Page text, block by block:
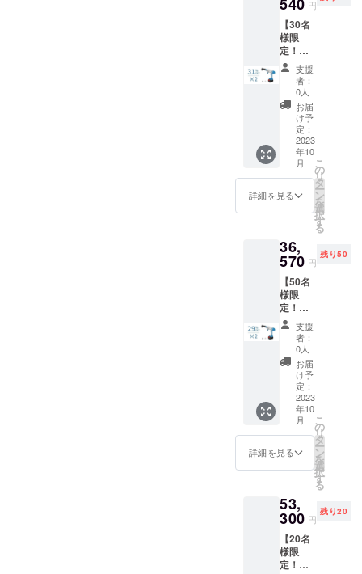
剤タン
クノズ
ル×1 エ
アダス
ターノ
ズル×1
空気入
れノズ
ル×1 ク
リー
ナーノ
ズル×1
空気抜
きノズ
ル×1 日
料（日
本国内
限定）
内容
物： 本
体×1 充
電器×1
収納
バッグ
×1 フィ
ルタ×1
バッテ
リー×1
6in1ノ
ズル×1
機ノズ
ル×1 洗
剤タン
クノズ
ル×1 エ
アダス
ターノ
ズル×1
空気入
れノズ
ル×1 ク
リー
ナーノ
ズル×1
空気抜
きノズ
ル×1 日
円
【30名
様限
定！超
早割
31％OF
F !】多
機能洗
車セッ
「KaiTa
k」×2
一般予
定販売
価
格:51,5
00円
込） ※
送料無
料（日
本国内
限定）
内容
物： 本
体×2 充
電器×2
収納
バッグ
×2 フィ
ルタ×2
バッテ
リー×2
6in2ノ
ズル×2
機ノズ
ル×2 洗
剤タン
クノズ
ル×2 エ
アダス
支援
者：
0人
お届
け予
定：
2023
年10
月
詳細を見る
こ
の
リ
タ
ー
ン
を
選
択
す
る
36,
570 円
残り50
【50名
様限
定！早
割
29％OF
F !】多
機能洗
車セッ
「KaiTa
k」×2
一般予
定販売
価
格:51,5
00円
込） ※
送料無
料（日
本国内
限定）
内容
支援
者：
0人
お届
け予
定：
2023
年10
月
詳細を見る
こ
の
リ
タ
ー
ン
を
選
択
す
る
53,
300 円
残り20
【20名
様限
定！超